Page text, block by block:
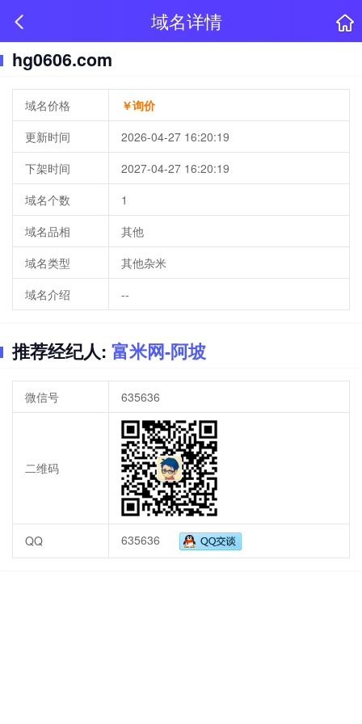
域名详情
hg0606.com
域名价格
￥询价
更新时间
2026-04-27 16:20:19
下架时间
2027-04-27 16:20:19
域名个数
1
域名品相
其他
域名类型
其他杂米
域名介绍
--
推荐经纪人: 富米网-阿坡
微信号 635636
二维码
QQ 635636